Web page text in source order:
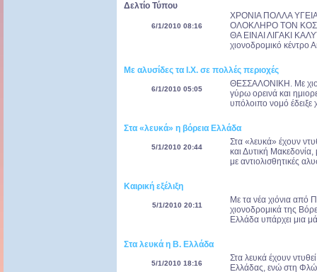
Δελτίο Τύπου
6/1/2010 08:16
ΧΡΟΝΙΑ ΠΟΛΛΑ
ΟΛΟΚΛΗΡΟ ΤΟΝ
ΘΑ ΕΙΝΑΙ ΛΙΓΑΚΙ
χιονοδρομικό κέντρο
Με αλυσίδες τα Ι.Χ. σε πολλές περιοχές
6/1/2010 05:05
ΘΕΣΣΑΛΟΝΙΚΗ. Με
γύρω ορεινά και
υπόλοιπο νομό έδειξε
Στα «λευκά» η βόρεια Ελλάδα
5/1/2010 20:44
Στα «λευκά» έχουν
και Δυτική
με αντιολισθητικές
Καιρική εξέλιξη
5/1/2010 20:11
Mε τα νέα χιόνια από
χιονοδρομικά της
Ελλάδα υπάρχει μια
Στα λευκά η Β. Ελλάδα
5/1/2010 18:16
Στα λευκά έχουν
Ελλάδας, ενώ στη